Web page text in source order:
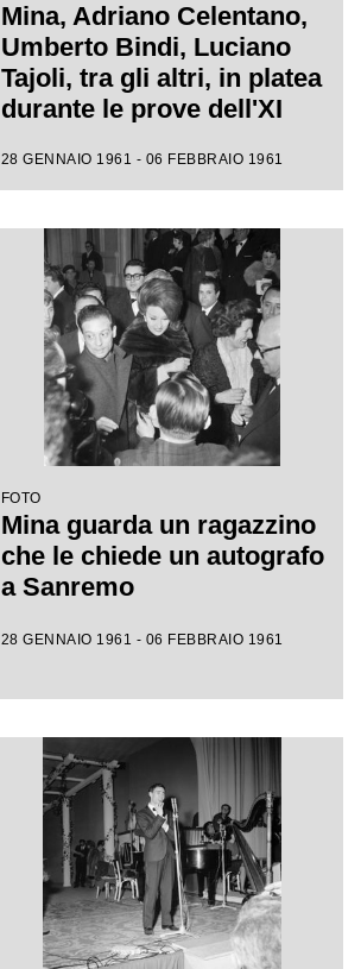
Mina, Adriano Celentano,
Umberto Bindi, Luciano
Tajoli, tra gli altri, in platea
durante le prove dell'XI
28 GENNAIO 1961 - 06 FEBBRAIO 1961
FOTO
Mina guarda un ragazzino
che le chiede un autografo
a Sanremo
28 GENNAIO 1961 - 06 FEBBRAIO 1961